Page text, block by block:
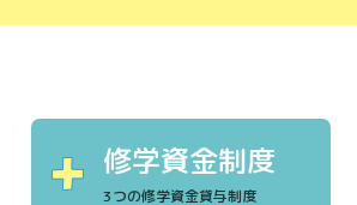
修学資金制度
3つの修学資金貸与制度